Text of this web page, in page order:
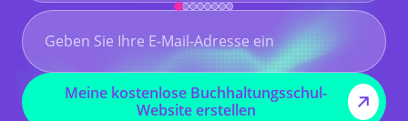
Meine kostenlose Buchhaltungsschul-
Website erstellen